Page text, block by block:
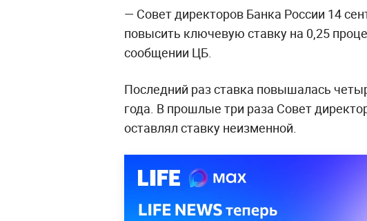
— Совет директоров Банка России 14
повысить ключевую ставку на 0,25
сообщении ЦБ.
Последний раз ставка повышалась
года. В прошлые три раза Совет
оставлял ставку неизменной.